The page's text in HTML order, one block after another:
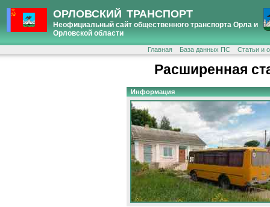
ОРЛОВСКИЙ ТРАНСПОРТ
Неофициальный сайт общественного транспорта Орла и
Орловской области
Главная База данных ПС Статьи и
Расширенная
Информация